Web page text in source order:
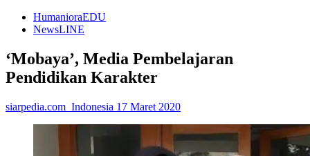
HumanioraEDU
NewsLINE
‘Mobaya’, Media Pembelajaran
Pendidikan Karakter
siarpedia.com_Indonesia 17 Maret 2020